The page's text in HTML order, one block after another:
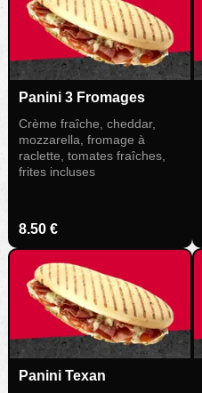
Panini 3 Fromages
Crème fraîche, cheddar,
mozzarella, fromage à
raclette, tomates fraîches,
frites incluses
8.50 €
Panini Texan